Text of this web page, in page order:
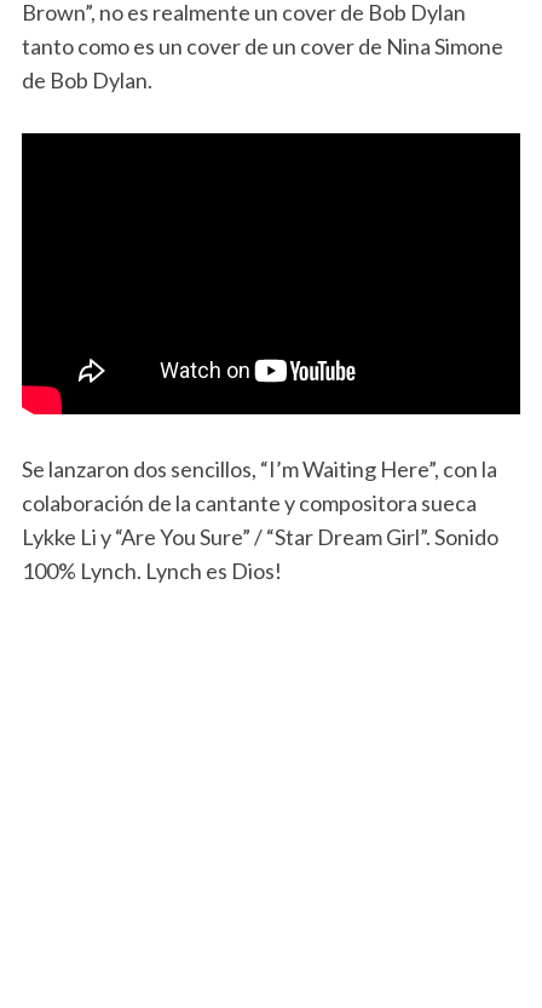
Brown”, no es realmente un cover de Bob Dylan
tanto como es un cover de un cover de Nina Simone
de Bob Dylan.
Se lanzaron dos sencillos, “I’m Waiting Here”, con la
colaboración de la cantante y compositora sueca
Lykke Li y “Are You Sure” / “Star Dream Girl”. Sonido
100% Lynch. Lynch es Dios!